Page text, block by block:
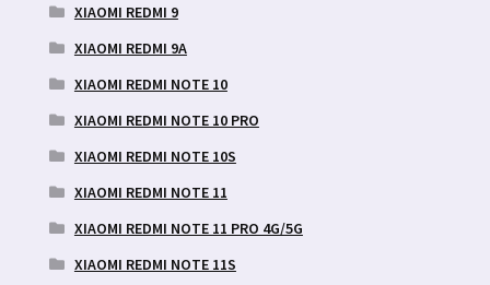
XIAOMI REDMI 9
XIAOMI REDMI 9A
XIAOMI REDMI NOTE 10
XIAOMI REDMI NOTE 10 PRO
XIAOMI REDMI NOTE 10S
XIAOMI REDMI NOTE 11
XIAOMI REDMI NOTE 11 PRO 4G/5G
XIAOMI REDMI NOTE 11S